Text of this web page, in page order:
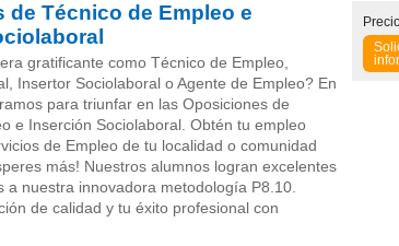
de Técnico de Empleo e
gratificante como Técnico de Empleo,
Insertor Sociolaboral o Agente de Empleo? En
para triunfar en las Oposiciones de
e Inserción Sociolaboral. Obtén tu empleo
de Empleo de tu localidad o comunidad
más! Nuestros alumnos logran excelentes
a nuestra innovadora metodología P8.10.
de calidad y tu éxito profesional con